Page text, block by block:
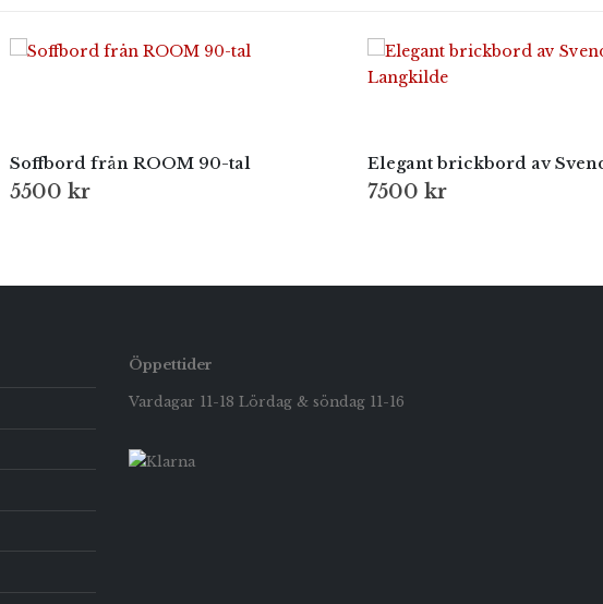
Soffbord från ROOM 90-tal
5500 kr 7500 kr
Öppettider
Vardagar 11-18 Lördag & söndag 11-16